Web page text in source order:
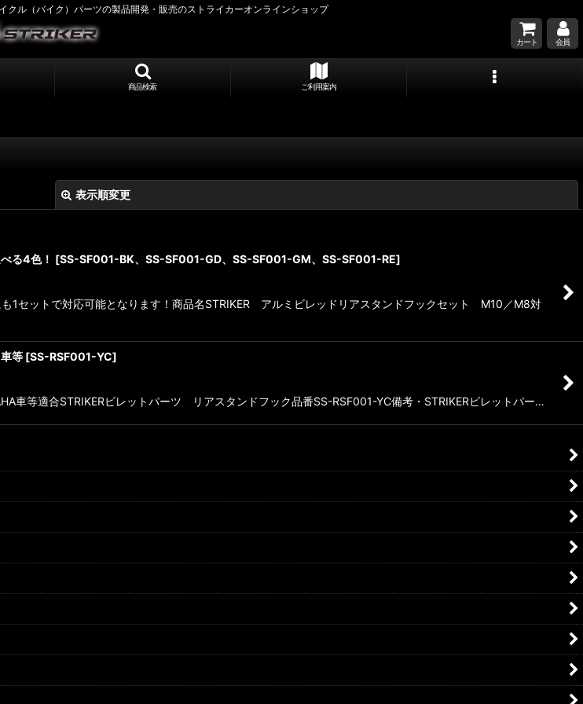
クル（バイク）パーツの製品開発・販売のストライカーオンラインショップ
カート 会員
商品検索 ご利用案内
表示順変更
る4色！ [SS-SF001-BK、SS-SF001-GD、SS-SF001-GM、SS-SF001-RE]
1セットで対応可能となります！商品名STRIKER アルミビレッドリアスタンドフックセット M10／M8対
等 [SS-RSF001-YC]
車等適合STRIKERビレットパーツ リアスタンドフック品番SS-RSF001-YC備考・STRIKERビレットパー…